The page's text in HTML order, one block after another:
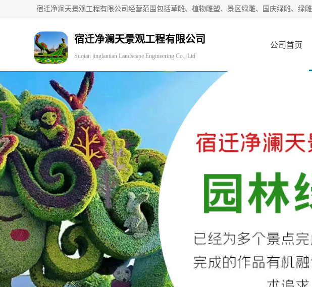
宿迁净澜天景观工程有限公司
Suqian jinglantian Landscape Engineering Co., Ltd
公司首页